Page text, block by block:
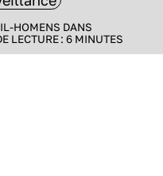
HOMENS DANS
LECTURE : 6 MINUTES